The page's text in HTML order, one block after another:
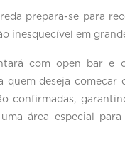
prepara-se para
inesquecível em
com open bar e
quem deseja
confirmadas,
área especial